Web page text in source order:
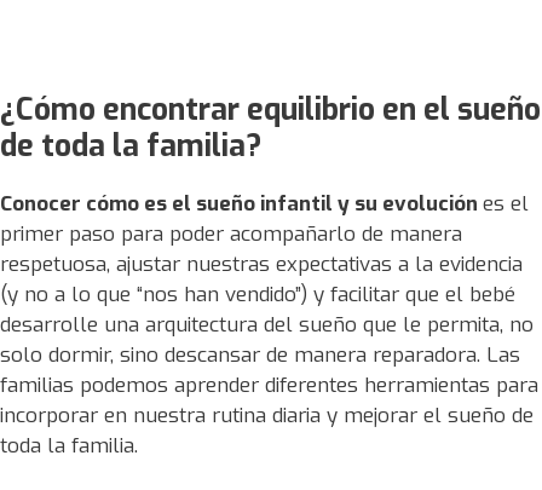
¿Cómo encontrar equilibrio en el sueño
de toda la familia?
Conocer cómo es el sueño infantil y su evolución es el
primer paso para poder acompañarlo de manera
respetuosa, ajustar nuestras expectativas a la evidencia
(y no a lo que “nos han vendido”) y facilitar que el bebé
desarrolle una arquitectura del sueño que le permita, no
solo dormir, sino descansar de manera reparadora. Las
familias podemos aprender diferentes herramientas para
incorporar en nuestra rutina diaria y mejorar el sueño de
toda la familia.